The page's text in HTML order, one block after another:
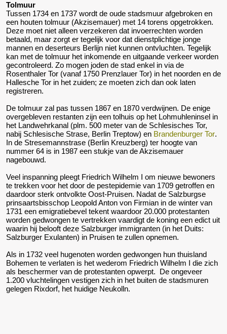
Tolmuur
Tussen 1734 en 1737 wordt de oude stadsmuur afgebroken en
een houten tolmuur (Akzisemauer) met 14 torens opgetrokken.
Deze moet niet alleen verzekeren dat invoerrechten worden
betaald, maar zorgt er tegelijk voor dat dienstplichtige jonge
mannen en deserteurs Berlijn niet kunnen ontvluchten. Tegelijk
kan met de tolmuur het inkomende en uitgaande verkeer worden
gecontroleerd. Zo mogen joden de stad enkel in via de
Rosenthaler Tor (vanaf 1750 Prenzlauer Tor) in het noorden en de
Hallesche Tor in het zuiden; ze moeten zich dan ook laten
registreren.
De tolmuur zal pas tussen 1867 en 1870 verdwijnen. De enige
overgebleven restanten zijn een tolhuis op het Lohmuhleninsel in
het Landwehrkanal (plm. 500 meter van de Schlesisches Tor,
nabij Schlesische Strase, Berlin Treptow) en Brandenburger Tor.
In de Stresemannstrase (Berlin Kreuzberg) ter hoogte van
nummer 64 is in 1987 een stukje van de Akzisemauer
nagebouwd.
Veel inspanning pleegt Friedrich Wilhelm I om nieuwe bewoners
te trekken voor het door de pestepidemie van 1709 getroffen en
daardoor sterk ontvolkte Oost-Pruisen. Nadat de Salzburgse
prinsaartsbisschop Leopold Anton von Firmian in de winter van
1731 een emigratiebevel tekent waardoor 20.000 protestanten
worden gedwongen te vertrekken vaardigt de koning een edict uit
waarin hij belooft deze Salzburger immigranten (in het Duits:
Salzburger Exulanten) in Pruisen te zullen opnemen.
Als in 1732 veel hugenoten worden gedwongen hun thuisland
Bohemen te verlaten is het wederom Friedrich Wilhelm I die zich
als beschermer van de protestanten opwerpt. De ongeveer
1.200 vluchtelingen vestigen zich in het buiten de stadsmuren
gelegen Rixdorf, het huidige Neukolln.